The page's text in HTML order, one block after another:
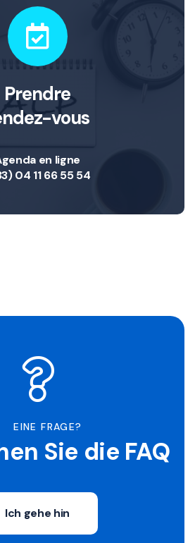
Prendre
vous
en ligne
04 11 66 55 54
EINE FRAGE?
Sie die FAQ
Ich gehe hin